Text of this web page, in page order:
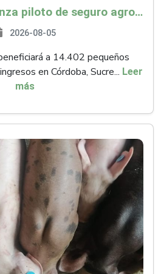
Minagricultura lanza piloto de seguro agropecuario por $9.625 millones para proteger a más de 14.000 pequeños productores contra riesgos del Fenómeno de El Niño
2026-08-05
a 14.402 pequeños
en Córdoba, Sucre... Leer
más